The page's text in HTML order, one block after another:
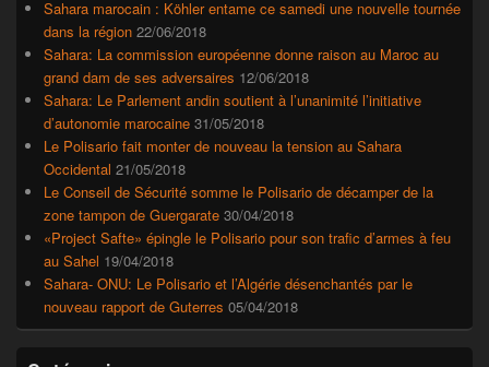
Sahara marocain : Köhler entame ce samedi une nouvelle tournée
dans la région 22/06/2018
Sahara: La commission européenne donne raison au Maroc au
grand dam de ses adversaires 12/06/2018
Sahara: Le Parlement andin soutient à l’unanimité l’initiative
d’autonomie marocaine 31/05/2018
Le Polisario fait monter de nouveau la tension au Sahara
Occidental 21/05/2018
Le Conseil de Sécurité somme le Polisario de décamper de la
zone tampon de Guergarate 30/04/2018
«Project Safte» épingle le Polisario pour son trafic d’armes à feu
au Sahel 19/04/2018
Sahara- ONU: Le Polisario et l’Algérie désenchantés par le
nouveau rapport de Guterres 05/04/2018